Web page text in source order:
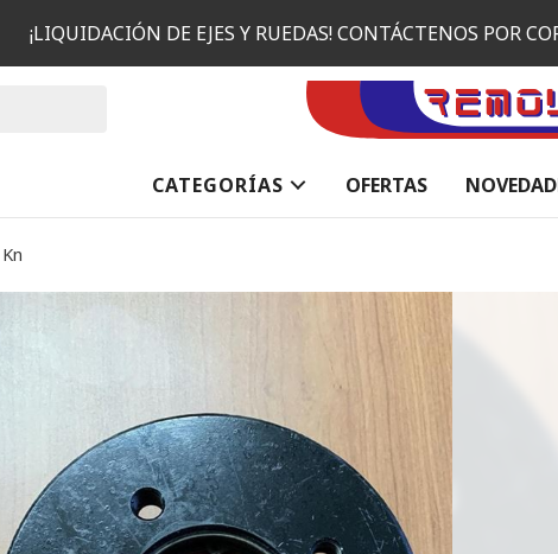
¡LIQUIDACIÓN DE EJES Y RUEDAS! CONTÁCTENOS POR
CATEGORÍAS OFERTAS